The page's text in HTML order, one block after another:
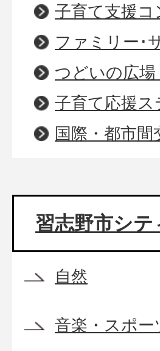
子育て支援コ
ファミリー･
つどいの広
子育て応援ス
国際・都市間
習志野市シ
自然
音楽・スポー